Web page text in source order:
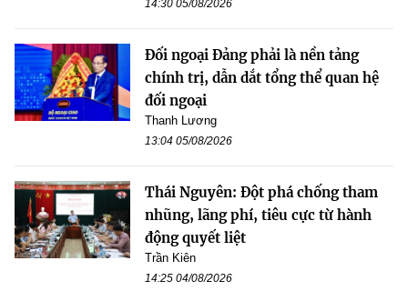
14:30 05/08/2026
Đối ngoại Đảng phải là nền tảng
chính trị, dẫn dắt tổng thể quan hệ
đối ngoại
Thanh Lương
13:04 05/08/2026
Thái Nguyên: Đột phá chống tham
nhũng, lãng phí, tiêu cực từ hành
động quyết liệt
Trần Kiên
14:25 04/08/2026